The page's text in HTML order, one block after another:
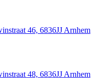
46, 6836JJ Arnhem
48, 6836JJ Arnhem